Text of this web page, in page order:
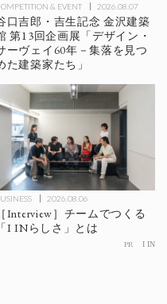
& EVENT 2026.08.07
口吉郎・吉生記念 金沢建築
第13回企画展「デザイン・
ーヴェイ60年－集落を見つ
た建築家たち」
2026.08.06
［Interview］チームでつくる
「I INらしさ」とは
PR I IN